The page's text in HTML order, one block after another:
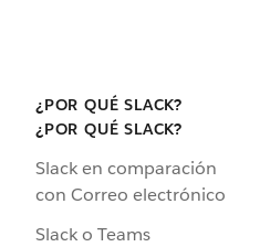
¿POR QUÉ SLACK?
¿POR QUÉ SLACK?
Slack en comparación
con Correo electrónico
Slack o Teams